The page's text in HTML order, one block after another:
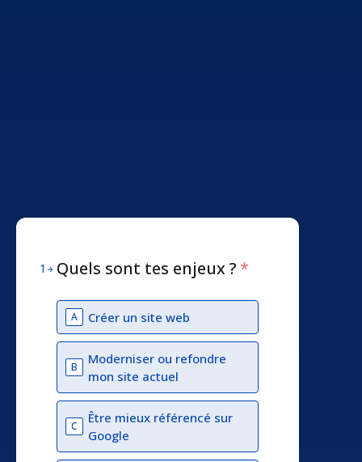
1 Quels sont tes enjeux ? *
A Créer un site web
B
Moderniser ou refondre
mon site actuel
C
Être mieux référencé sur
Google